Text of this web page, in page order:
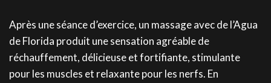
Après une séance d’exercice, un massage avec de l’Agua
de Florida produit une sensation agréable de
réchauffement, délicieuse et fortifiante, stimulante
pour les muscles et relaxante pour les nerfs. En